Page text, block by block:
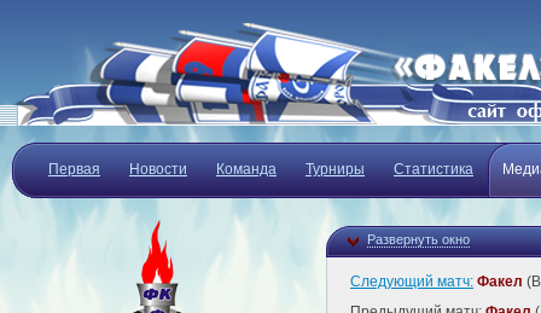
Первая Новости Команда Турниры Статистика
Развернуть окно
Следующий матч: Факел